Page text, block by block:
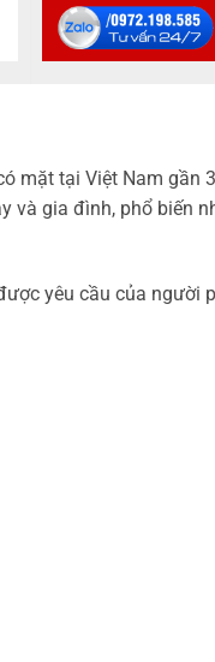
mặt tại Việt Nam gần
và gia đình, phổ biến
yêu cầu của người